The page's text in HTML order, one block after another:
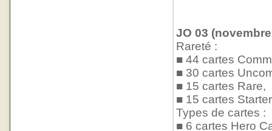
JO 03
Rareté :
■ 44 cartes
■ 30 cartes
■ 15 cartes Rare,
■ 15 cartes
Types de cartes :
■ 6 cartes Hero